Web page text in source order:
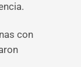
con